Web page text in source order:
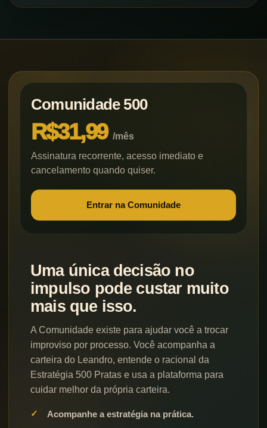
Comunidade 500
R$31,99/mês
Assinatura recorrente, acesso imediato e
cancelamento quando quiser.
Entrar na Comunidade
Uma única decisão no
impulso pode custar muito
mais que isso.
A Comunidade existe para ajudar você a trocar
improviso por processo. Você acompanha a
carteira do Leandro, entende o racional da
Estratégia 500 Pratas e usa a plataforma para
cuidar melhor da própria carteira.
Acompanhe a estratégia na prática.